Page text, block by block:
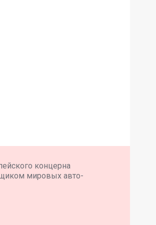
концерна
мировых авто-